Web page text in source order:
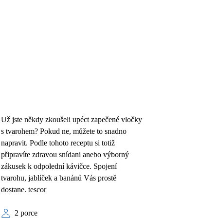
Už jste někdy zkoušeli upéct zapečené vločky
s tvarohem? Pokud ne, můžete to snadno
napravit. Podle tohoto receptu si totiž
připravíte zdravou snídani anebo výborný
zákusek k odpolední kávičce. Spojení
tvarohu, jablíček a banánů Vás prostě
dostane. tescor
2 porce